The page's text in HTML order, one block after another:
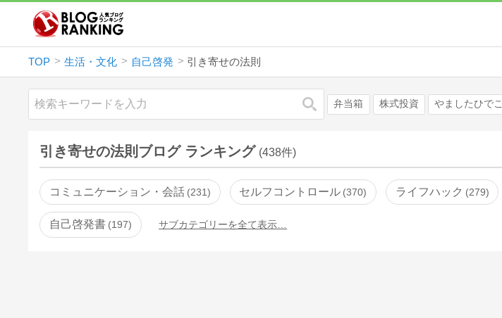
TOP 生活・文化 自己啓発 引き寄せの法則
検索 弁当箱 株式投資 やましたひでこ
引き寄せの法則ブログ ランキング (438件)
コミュニケーション・会話 231 セルフコントロール 370 ライフハック 279
自己啓発書 197 サブカテゴリーを全て表示…